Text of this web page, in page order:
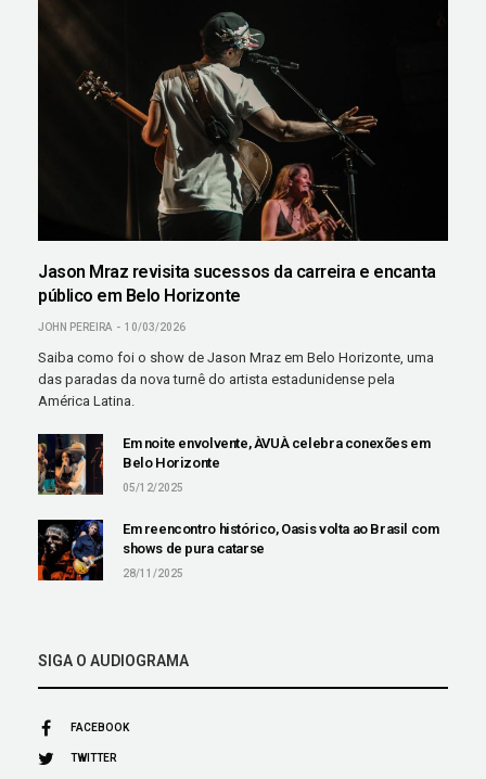
Jason Mraz revisita sucessos da carreira e encanta
público em Belo Horizonte
JOHN PEREIRA 10/03/2026
Saiba como foi o show de Jason Mraz em Belo Horizonte, uma
das paradas da nova turnê do artista estadunidense pela
América Latina.
Em noite envolvente, ÀVUÀ celebra conexões em
Belo Horizonte
05/12/2025
Em reencontro histórico, Oasis volta ao Brasil com
shows de pura catarse
28/11/2025
SIGA O AUDIOGRAMA
FACEBOOK
TWITTER